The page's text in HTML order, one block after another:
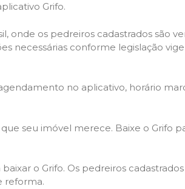
Grifo.
onde os pedreiros cadastrados são
necessárias conforme legislação
no aplicativo, horário
seu imóvel merece. Baixe o Grifo
o Grifo. Os pedreiros
reforma.